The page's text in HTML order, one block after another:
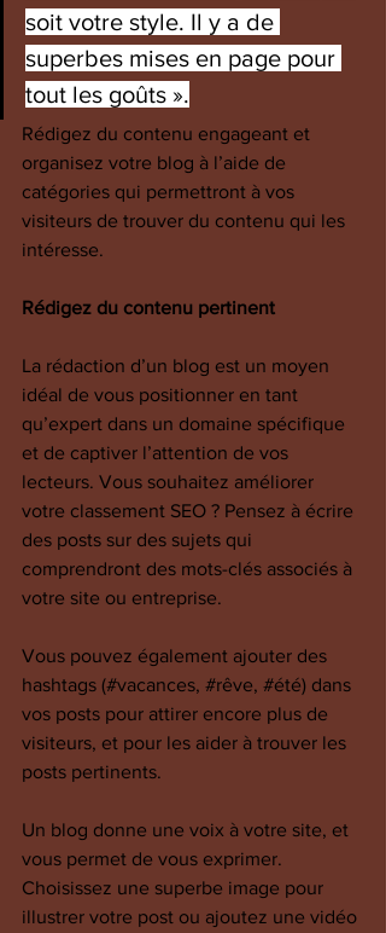
soit votre style. Il y a de
superbes mises en page pour
tout les goûts ».
Rédigez du contenu engageant et
organisez votre blog à l’aide de
catégories qui permettront à vos
visiteurs de trouver du contenu qui les
intéresse.
Rédigez du contenu pertinent
La rédaction d’un blog est un moyen
idéal de vous positionner en tant
qu’expert dans un domaine spécifique
et de captiver l’attention de vos
lecteurs. Vous souhaitez améliorer
votre classement SEO ? Pensez à écrire
des posts sur des sujets qui
comprendront des mots-clés associés à
votre site ou entreprise.
Vous pouvez également ajouter des
hashtags (#vacances, #rêve, #été) dans
vos posts pour attirer encore plus de
visiteurs, et pour les aider à trouver les
posts pertinents.
Un blog donne une voix à votre site, et
vous permet de vous exprimer.
Choisissez une superbe image pour
illustrer votre post ou ajoutez une vidéo